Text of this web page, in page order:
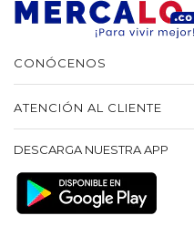
CONÓCENOS
ATENCIÓN AL CLIENTE
DESCARGA NUESTRA APP